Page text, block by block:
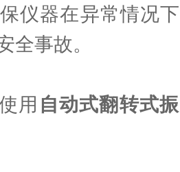
仪器在异常情况
全事故。
用 自动式翻转式